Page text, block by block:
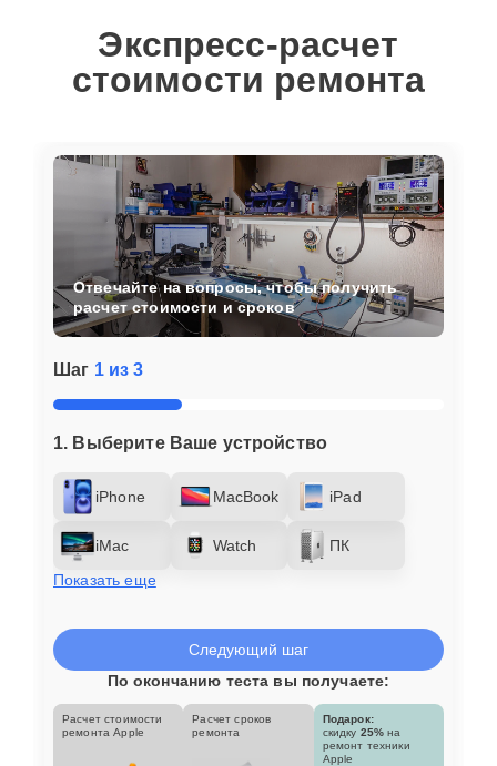
Экспресс-расчет
стоимости ремонта
Шаг 1 из 3
1. Выберите Ваше устройство
iPhone MacBook iPad
iMac Watch
ПК
Показать еще
Отвечайте на вопросы, чтобы получить
расчет стоимости и сроков
Следующий шаг
По окончанию теста вы получаете:
Расчет стоимости
ремонта Apple
Расчет сроков
ремонта
Подарок:
скидку 25% на
ремонт техники
Apple